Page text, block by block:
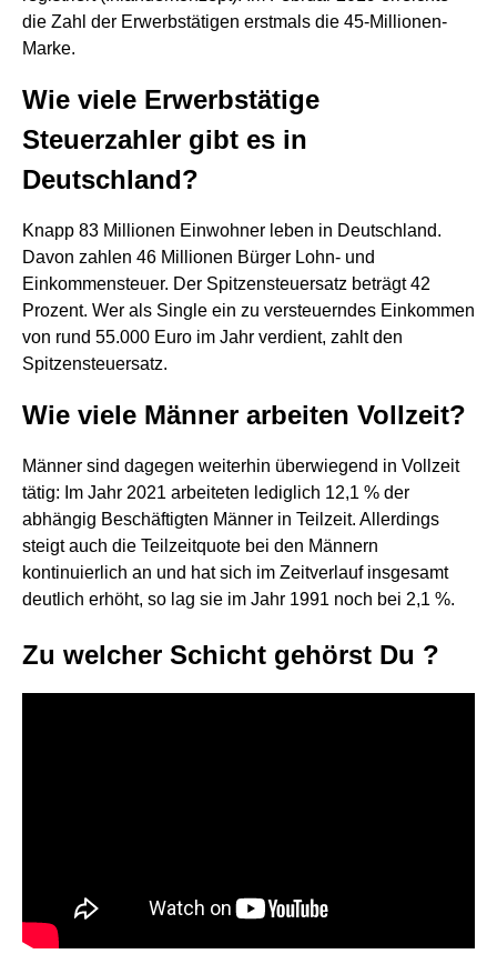
die Zahl der Erwerbstätigen erstmals die 45-Millionen-
Marke.
Wie viele Erwerbstätige
Steuerzahler gibt es in
Deutschland?
Knapp 83 Millionen Einwohner leben in Deutschland.
Davon zahlen 46 Millionen Bürger Lohn- und
Einkommensteuer. Der Spitzensteuersatz beträgt 42
Prozent. Wer als Single ein zu versteuerndes Einkommen
von rund 55.000 Euro im Jahr verdient, zahlt den
Spitzensteuersatz.
Wie viele Männer arbeiten Vollzeit?
Männer sind dagegen weiterhin überwiegend in Vollzeit
tätig: Im Jahr 2021 arbeiteten lediglich 12,1 % der
abhängig Beschäftigten Männer in Teilzeit. Allerdings
steigt auch die Teilzeitquote bei den Männern
kontinuierlich an und hat sich im Zeitverlauf insgesamt
deutlich erhöht, so lag sie im Jahr 1991 noch bei 2,1 %.
Zu welcher Schicht gehörst Du ?